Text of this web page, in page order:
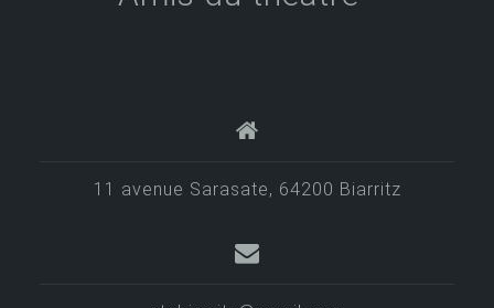
11 avenue Sarasate, 64200 Biarritz